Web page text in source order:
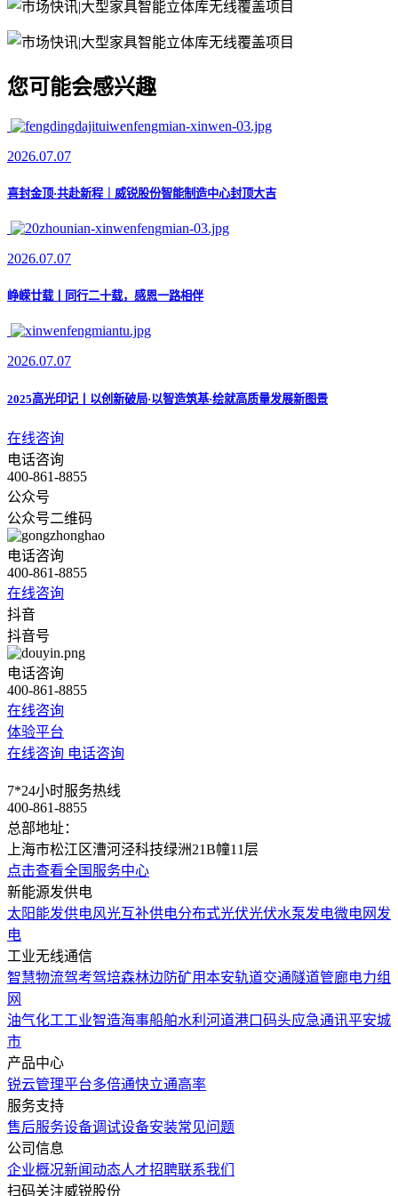
您可能会感兴趣
2026.07.07
喜封金顶·共赴新程｜威锐股份智能制造中心封顶大吉
2026.07.07
峥嵘廿载丨同行二十载，感恩一路相伴
2026.07.07
2025高光印记丨以创新破局·以智造筑基·绘就高质量发展新图景
在线咨询
电话咨询
400-861-8855
公众号
公众号二维码
电话咨询
400-861-8855
在线咨询
抖音
抖音号
电话咨询
400-861-8855
在线咨询
体验平台
在线咨询 电话咨询
7*24小时服务热线
400-861-8855
总部地址：
上海市松江区漕河泾科技绿洲21B幢11层
点击查看全国服务中心
新能源发供电
太阳能发供电风光互补供电分布式光伏光伏水泵发电微电网发
电
工业无线通信
智慧物流驾考驾培森林边防矿用本安轨道交通隧道管廊电力组
网
油气化工工业智造海事船舶水利河道港口码头应急通讯平安城
市
产品中心
锐云管理平台多倍通快立通高率
服务支持
售后服务设备调试设备安装常见问题
公司信息
企业概况新闻动态人才招聘联系我们
扫码关注威锐股份